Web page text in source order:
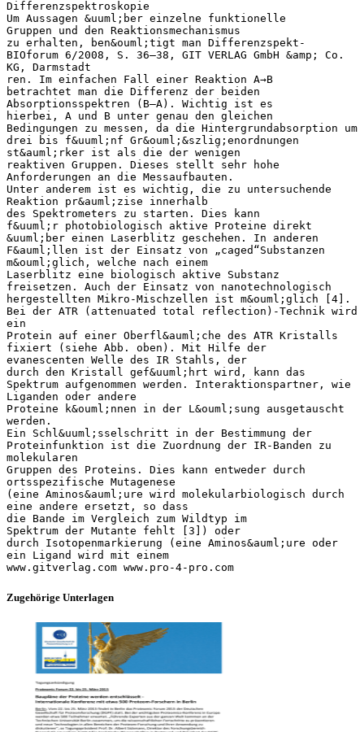
Differenzspektroskopie
Um Aussagen &uuml;ber einzelne funktionelle
Gruppen und den Reaktionsmechanismus
zu erhalten, ben&ouml;tigt man Differenzspekt-
BIOforum 6/2008, S. 36–38, GIT VERLAG GmbH &amp; Co.
KG, Darmstadt
ren. Im einfachen Fall einer Reaktion A→B
betrachtet man die Differenz der beiden
Absorptionsspektren (B–A). Wichtig ist es
hierbei, A und B unter genau den gleichen
Bedingungen zu messen, da die Hintergrundabsorption um
drei bis f&uuml;nf Gr&ouml;&szlig;enordnungen
st&auml;rker ist als die der wenigen
reaktiven Gruppen. Dieses stellt sehr hohe
Anforderungen an die Messaufbauten.
Unter anderem ist es wichtig, die zu untersuchende
Reaktion pr&auml;zise innerhalb
des Spektrometers zu starten. Dies kann
f&uuml;r photobiologisch aktive Proteine direkt
&uuml;ber einen Laserblitz geschehen. In anderen
F&auml;llen ist der Einsatz von „caged“Substanzen
m&ouml;glich, welche nach einem
Laserblitz eine biologisch aktive Substanz
freisetzen. Auch der Einsatz von nanotechnologisch
hergestellten Mikro-Mischzellen ist m&ouml;glich [4].
Bei der ATR (attenuated total reflection)-Technik wird
ein
Protein auf einer Oberfl&auml;che des ATR Kristalls
fixiert (siehe Abb. oben). Mit Hilfe der
evanescenten Welle des IR Stahls, der
durch den Kristall gef&uuml;hrt wird, kann das
Spektrum aufgenommen werden. Interaktionspartner, wie
Liganden oder andere
Proteine k&ouml;nnen in der L&ouml;sung ausgetauscht
werden.
Ein Schl&uuml;sselschritt in der Bestimmung der
Proteinfunktion ist die Zuordnung der IR-Banden zu
molekularen
Gruppen des Proteins. Dies kann entweder durch
ortsspezifische Mutagenese
(eine Aminos&auml;ure wird molekularbiologisch durch
eine andere ersetzt, so dass
die Bande im Vergleich zum Wildtyp im
Spektrum der Mutante fehlt [3]) oder
durch Isotopenmarkierung (eine Aminos&auml;ure oder
ein Ligand wird mit einem
Zugehörige Unterlagen